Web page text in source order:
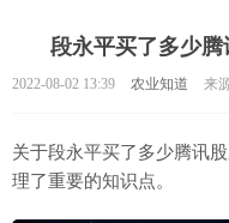
段永平买了多少
2022-08-02 13:39 农业知道 来
关于段永平买了多少腾讯
理了重要的知识点。